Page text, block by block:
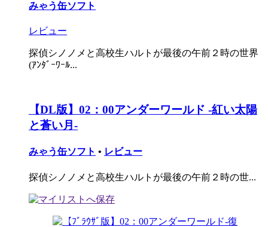
みゃう缶ソフト
レビュー
探偵シノノメと高校生ハルトが最後の午前２時の世界
(ｱﾝﾀﾞｰﾜｰﾙ...
【DL版】02：00アンダーワールド -紅い太陽
と蒼い月-
みゃう缶ソフト • レビュー
探偵シノノメと高校生ハルトが最後の午前２時の世...